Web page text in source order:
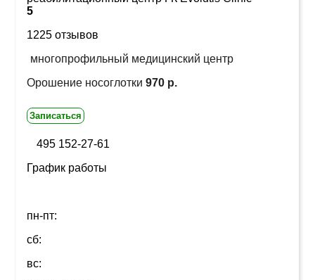
5
1225 отзывов
многопрофильный медицинский центр
Орошение носоглотки 970 р.
Записаться
495 152-27-61
График работы
пн-пт:
сб:
вс: